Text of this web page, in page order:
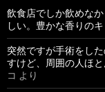
飲食店でしか飲めな
しい。豊かな香りの
突然ですが手術をし
すけど、周囲の人ほ
コ より